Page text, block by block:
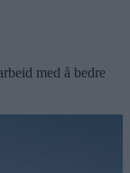
med å bedre